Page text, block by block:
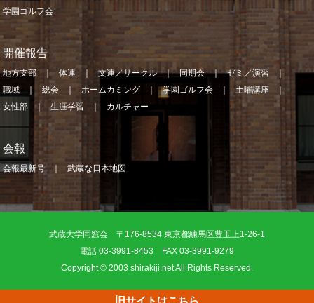
学園ゴルフ会
開催報告
地方支部 体連 文連／サークル 同期会
ゼミ／演習
職域
総会 ホームカミング 学園ゴルフ会
土曜講座
女性部
生涯学習 カルチャー
会報
会報最新号 武蔵な日本地図
武蔵大学同窓会 〒176-8534 東京都練馬区豊玉上1-26-1
電話 03-3991-8453 FAX 03-3991-9279
Copyright © 2003 shirakiji.net All Rights Reserved.
旧サイトはこちら